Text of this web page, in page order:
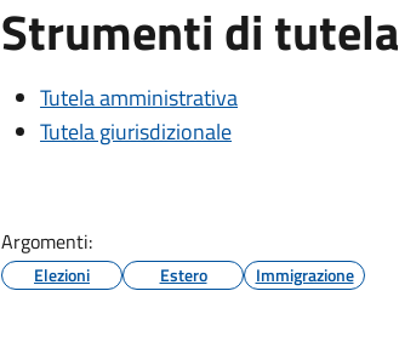
Strumenti di tutela
Tutela amministrativa
Tutela giurisdizionale
Argomenti:
Elezioni Estero Immigrazione